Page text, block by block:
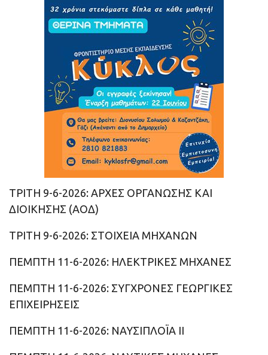
ΤΡΙΤΗ 9-6-2026: ΑΡΧΕΣ ΟΡΓΑΝΩΣΗΣ ΚΑΙ
ΔΙΟΙΚΗΣΗΣ (ΑΟΔ)
ΤΡΙΤΗ 9-6-2026: ΣΤΟΙΧΕΙΑ ΜΗΧΑΝΩΝ
ΠΕΜΠΤΗ 11-6-2026: ΗΛΕΚΤΡΙΚΕΣ ΜΗΧΑΝΕΣ
ΠΕΜΠΤΗ 11-6-2026: ΣΥΓΧΡΟΝΕΣ ΓΕΩΡΓΙΚΕΣ
ΕΠΙΧΕΙΡΗΣΕΙΣ
ΠΕΜΠΤΗ 11-6-2026: ΝΑΥΣΙΠΛΟΪΑ ΙΙ